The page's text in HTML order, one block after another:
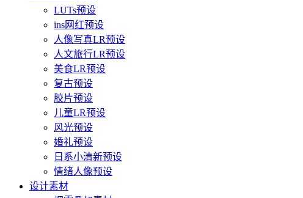
LUTs预设
ins网红预设
人像写真LR预设
人文旅行LR预设
美食LR预设
复古预设
胶片预设
儿童LR预设
风光预设
婚礼预设
日系小清新预设
情绪人像预设
设计素材